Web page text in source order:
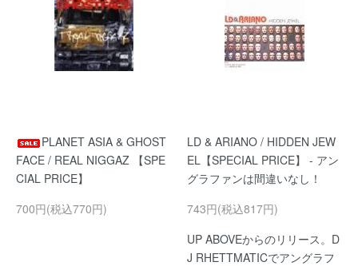
PLANET ASIA & GHOST
FACE / REAL NIGGAZ 【SPE
CIAL PRICE】
700円(税込770円)
LD & ARIANO / HIDDEN JEW
EL【SPECIAL PRICE】 - アン
グラファンは間違いなし！
743円(税込817円)
UP ABOVEからのリリース。D
J RHETTMATICでアングラフ